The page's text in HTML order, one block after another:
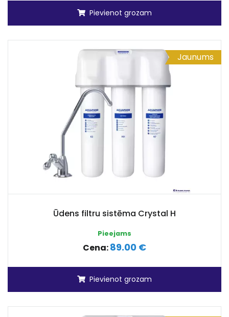
Pievienot grozam
Jaunums
Ūdens filtru sistēma Crystal H
Pieejams
Cena:89.00 €
Pievienot grozam